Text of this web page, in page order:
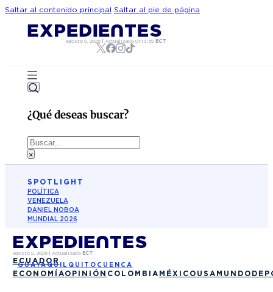
Saltar al contenido principal Saltar al pie de página
agosto 9, 2026| Actualizado 01:13:59 ECT
¿Qué deseas buscar?
Buscar
×
SPOTLIGHT
POLÍTICA
VENEZUELA
DANIEL NOBOA
MUNDIAL 2026
agosto 9, 2026| Actualizado ECT
ECUADOR
GUAYAQUIL QUITO CUENCA
ECONOMÍAOPINIÓN COLOMBIA MÉXICO USA MUNDO